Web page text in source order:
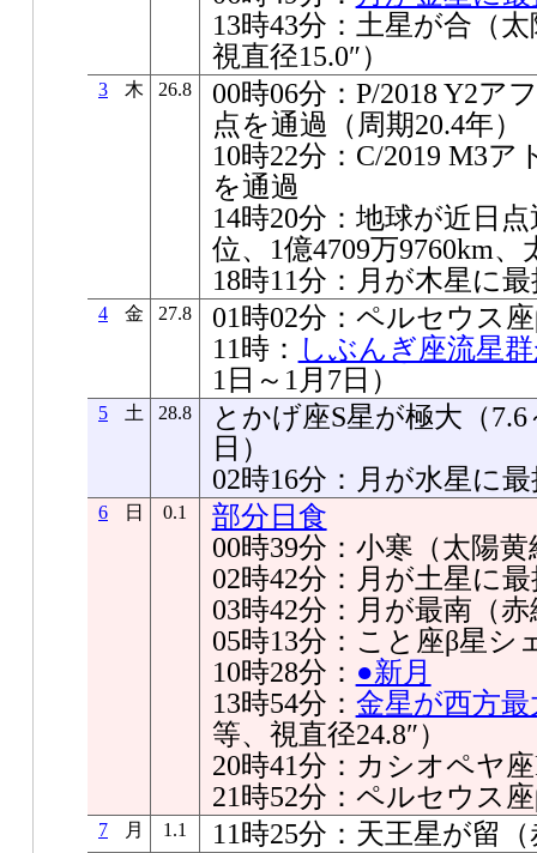
13時43分：土星が合（
視直径15.0″）
3 木 26.8
00時06分：P/2018 Y2ア
点を通過（周期20.4年）
10時22分：C/2019 M3
を通過
14時20分：地球が近日
位、1億4709万9760km、
18時11分：月が木星に最
4 金 27.8
01時02分：ペルセウス
11時： しぶんぎ座流星
1日～1月7日）
5 土 28.8
とかげ座S星が極大（7.6
日）
02時16分：月が水星に最
6 日 0.1
部分日食
00時39分：小寒（太陽黄
02時42分：月が土星に最
03時42分：月が最南（赤
05時13分：こと座β星シ
10時28分： ●新月
13時54分： 金星が西方最
等、視直径24.8″）
20時41分：カシオペヤ
21時52分：ペルセウス
7 月 1.1 11時25分：天王星が留（